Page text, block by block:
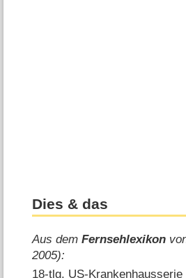
Dies & das
Aus demFernsehlexikon
2005):
18-tlg. US-